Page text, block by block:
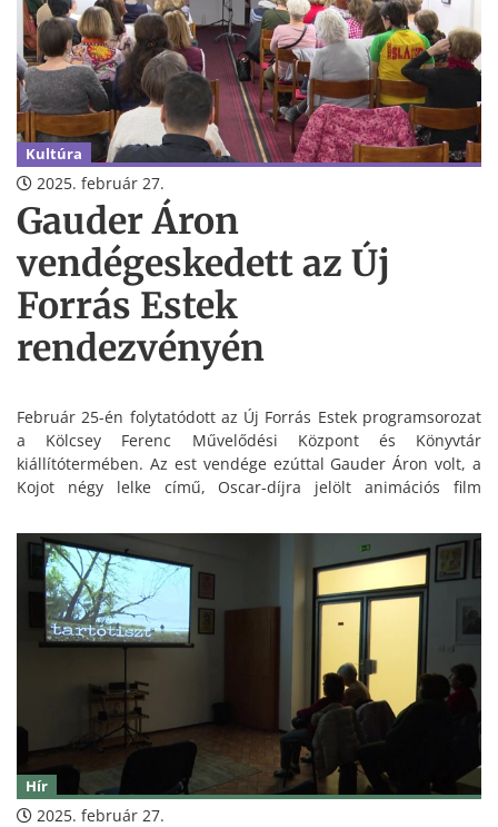
Kultúra
2025. február 27.
Gauder Áron
vendégeskedett az Új
Forrás Estek
rendezvényén
Február 25-én folytatódott az Új Forrás Estek programsorozat
a Kölcsey Ferenc Művelődési Központ és Könyvtár
kiállítótermében. Az est vendége ezúttal Gauder Áron volt, a
Kojot négy lelke című, Oscar-díjra jelölt animációs film
nyerhetett a film születésének folyamatába és annak
háttértörténetébe.
Hír
2025. február 27.